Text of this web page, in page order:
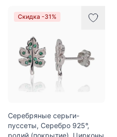
Скидка -31%
Серебряные серьги-
пуссеты, Серебро 925°,
родий (покрытие), Цирконы